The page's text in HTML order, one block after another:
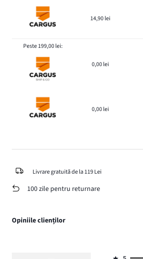
14,90 lei
Peste 199,00 lei:
0,00 lei
0,00 lei
Livrare gratuită de la 119 Lei
100 zile pentru returnare
Opiniile clienților